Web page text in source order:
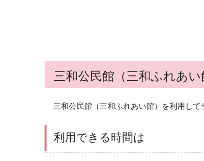
三和公民館（三和ふれあ
三和公民館（三和ふれあい館）を利用して
利用できる時間は